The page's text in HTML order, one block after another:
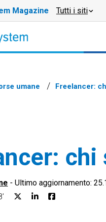
Magazine Tutti i siti
umane Freelancer:
- Ultimo aggiornamento: